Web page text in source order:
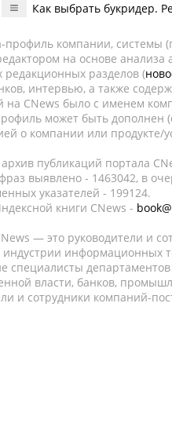
Как выбрать букридер.
компании, системы
на основе
редакционных разделов (
интервью, а также
на CNews было с именем
может быть дополнен
о компании или продукте/
публикаций портала
выявлено - 1463042, в
указателей - 199124.
книги CNews -
— это руководители и
индустрии информационных
специалисты
власти, банков,
и сотрудники компаний-